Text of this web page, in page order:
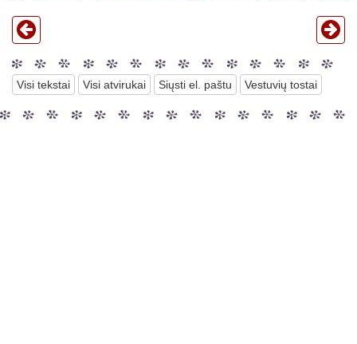
Visi tekstai Visi atvirukai Siųsti el. paštu Vestuvių tostai